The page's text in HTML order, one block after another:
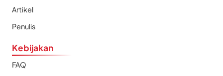
Artikel
Penulis
Kebijakan
FAQ